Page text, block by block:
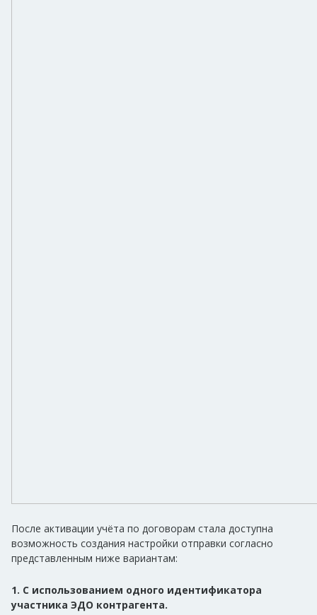
После активации учёта по договорам стала доступна
возможность создания настройки отправки согласно
представленным ниже вариантам:
1. С использованием одного идентификатора
участника ЭДО контрагента.